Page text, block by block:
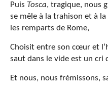
Puis Tosca, tragique, nous
se mêle à la trahison et à
les remparts de Rome,
Choisit entre son cœur et
saut dans le vide est un cri
Et nous, nous frémissons,